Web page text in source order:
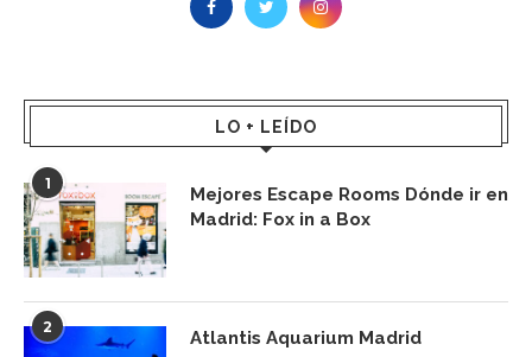
LO + LEÍDO
1
Mejores Escape Rooms Dónde ir en
Madrid: Fox in a Box
2
Atlantis Aquarium Madrid